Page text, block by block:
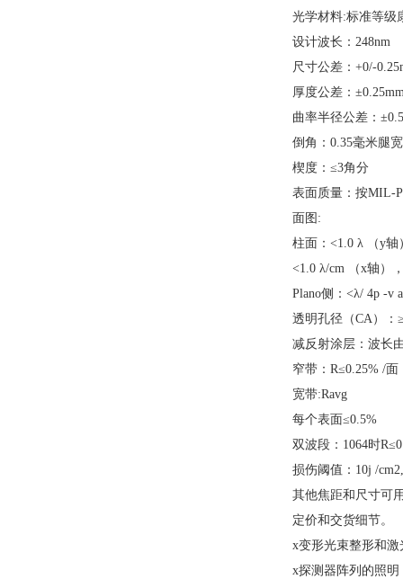
光学材料:标准等级
设计波长：248nm
尺寸公差：+0/-
厚度公差：
曲率半径公差：
倒角：0.35毫米腿
楔度：≤3角分
表面质量：按MIL-
面图:
柱面：<1.0 λ （y轴
<1.0 λ/cm （x轴）
Plano侧：<λ/ 4p -v
透明孔径（CA）：
减反射涂层：波长
窄带：R≤0.25% /面
宽带:Ravg
每个表面≤0.5%
双波段：1064时
损伤阈值：10j /
其他焦距和尺寸可
定价和交货细节。
x变形光束整形和激
x探测器阵列的照明